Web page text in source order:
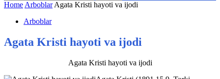
Home Arboblar Agata Kristi hayoti va ijodi
Arboblar
Agata Kristi hayoti va ijodi
Agata Kristi hayoti va ijodi